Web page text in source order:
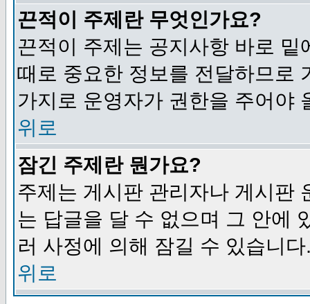
끈적이 주제란 무엇인가요?
끈적이 주제는 공지사항 바로
때로 중요한 정보를 전달하므로
가지로 운영자가 권한을 주어야
위로
잠긴 주제란 뭔가요?
주제는 게시판 관리자나 게시판
는 답글을 달 수 없으며 그 안에
러 사정에 의해 잠길 수 있습니다
위로